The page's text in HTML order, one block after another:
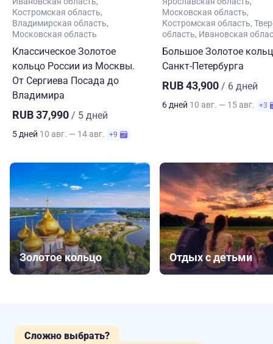
Костромская область
Владимирская область
Московская область
Классическое Золотое
кольцо России из Москвы.
От Сергиева Посада до
Владимира
RUB 37,990 / 5 дней
5 дней 10 авг. — 14 авг. +9
Московская область
Костромская область
область Ивановская
Большое Золотое
Санкт-Петербурга
RUB 43,900 / 6 дней
6 дней 10 авг. — 15 авг. +3
Золотое кольцо Отдых с детьми
Сложно выбрать?